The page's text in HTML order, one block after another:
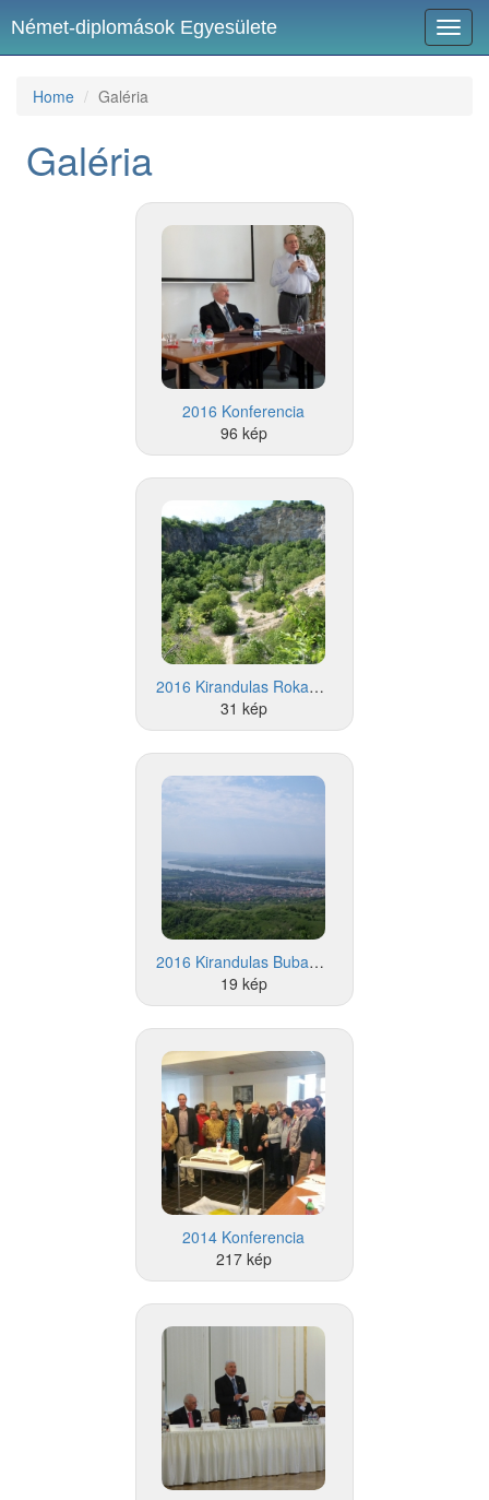
Német-diplomások Egyesülete
Home Galéria
Galéria
2016 Konferencia
96 kép
2016 Kirandulas Rokahegyi katlan
31 kép
2016 Kirandulas Bubanatvolgy
19 kép
2014 Konferencia
217 kép